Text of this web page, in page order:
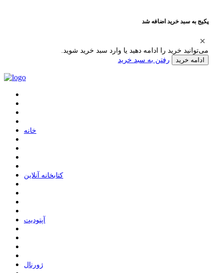
پکیج به سبد خرید اضافه شد
می‌توانید خرید را ادامه دهید یا وارد سبد خرید شوید.
ادامه خرید رفتن به سبد خرید
ﺧﺎﻧﻪ
ﮐﺘﺎﺑﺨﺎﻧﻪ ﺁﻧﻼﯾﻦ
ﺁﭘﺘﻮﺩﯾﺖ
ﮊﻭﺭﻧﺎﻝ